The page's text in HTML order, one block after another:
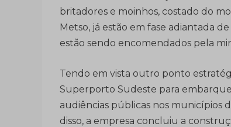
britadores e moinhos, costado do
Metso, já estão em fase adiantada
estão sendo encomendados pela
Tendo em vista outro ponto
Superporto Sudeste para
audiências públicas nos municípios
disso, a empresa concluiu a